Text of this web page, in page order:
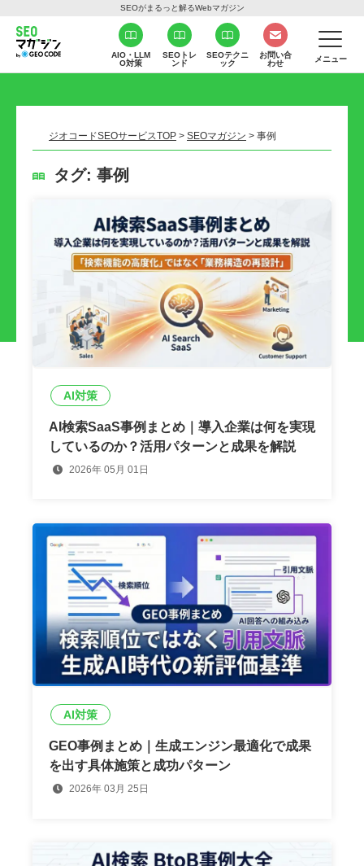
SEOがまるっと解るWebマガジン
AIO・LLM
O対策
SEOトレ
ンド
SEOテクニ
ック
お問い合
わせ
メニュー
ジオコードSEOサービスTOP > SEOマガジン > 事例
タグ: 事例
AI対策
AI検索SaaS事例まとめ｜導入企業は何を実現
しているのか？活用パターンと成果を解説
2026年 05月 01日
AI対策
GEO事例まとめ｜生成エンジン最適化で成果
を出す具体施策と成功パターン
2026年 03月 25日